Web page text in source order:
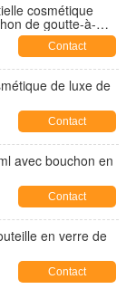
cosmétique
de goutte-à-
Contact
de luxe de
Contact
avec bouchon en
Contact
en verre de
Contact